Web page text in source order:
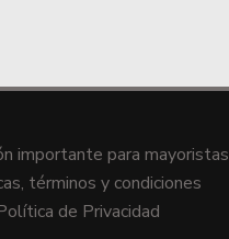
importante para mayoristas
términos y condiciones
de Privacidad